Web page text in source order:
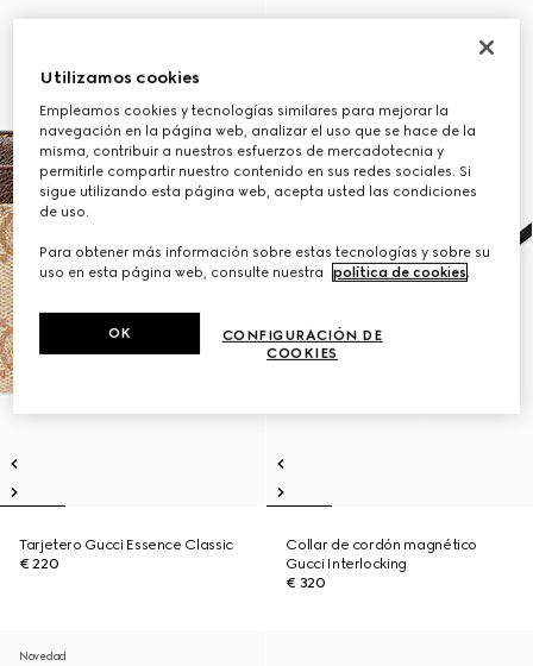
Tarjetero Gucci Essence Classic
€ 220
Collar de cordón magnético
Gucci Interlocking
€ 320
Novedad
Utilizamos cookies
Empleamos cookies y tecnologías similares para mejorar la
navegación en la página web, analizar el uso que se hace de la
misma, contribuir a nuestros esfuerzos de mercadotecnia y
permitirle compartir nuestro contenido en sus redes sociales. Si
sigue utilizando esta página web, acepta usted las condiciones
de uso.
Para obtener más información sobre estas tecnologías y sobre su
uso en esta página web, consulte nuestra
política de cookies.
CONFIGURACIÓN DE
COOKIES
OK